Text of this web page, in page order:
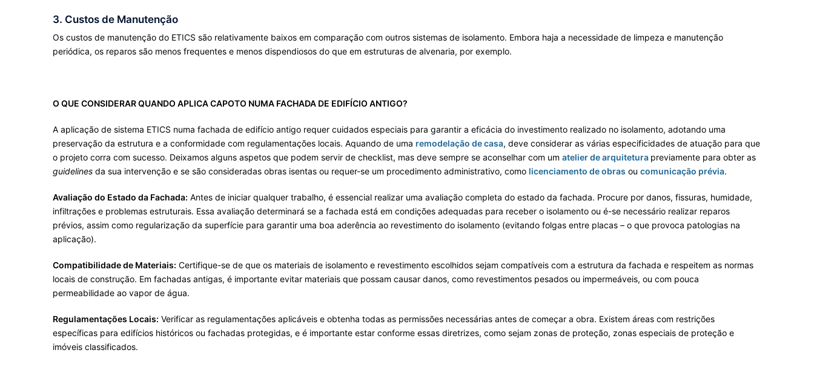
3. Custos de Manutenção
Os custos de manutenção do ETICS são relativamente baixos em comparação com outros sistemas de isolamento. Embora haja a necessidade de limpeza e manutenção
periódica, os reparos são menos frequentes e menos dispendiosos do que em estruturas de alvenaria, por exemplo.
O QUE CONSIDERAR QUANDO APLICA CAPOTO NUMA FACHADA DE EDIFÍCIO ANTIGO?
A aplicação de sistema ETICS numa fachada de edifício antigo requer cuidados especiais para garantir a eficácia do investimento realizado no isolamento, adotando uma
preservação da estrutura e a conformidade com regulamentações locais. Aquando de uma remodelação de casa, deve considerar as várias especificidades de atuação para que
o projeto corra com sucesso. Deixamos alguns aspetos que podem servir de checklist, mas deve sempre se aconselhar com um atelier de arquitetura previamente para obter as
guidelines da sua intervenção e se são consideradas obras isentas ou requer-se um procedimento administrativo, como licenciamento de obras ou comunicação prévia.
Avaliação do Estado da Fachada: Antes de iniciar qualquer trabalho, é essencial realizar uma avaliação completa do estado da fachada. Procure por danos, fissuras, humidade,
infiltrações e problemas estruturais. Essa avaliação determinará se a fachada está em condições adequadas para receber o isolamento ou é-se necessário realizar reparos
prévios, assim como regularização da superfície para garantir uma boa aderência ao revestimento do isolamento (evitando folgas entre placas – o que provoca patologias na
aplicação).
Compatibilidade de Materiais: Certifique-se de que os materiais de isolamento e revestimento escolhidos sejam compatíveis com a estrutura da fachada e respeitem as normas
locais de construção. Em fachadas antigas, é importante evitar materiais que possam causar danos, como revestimentos pesados ou impermeáveis, ou com pouca
permeabilidade ao vapor de água.
Regulamentações Locais: Verificar as regulamentações aplicáveis e obtenha todas as permissões necessárias antes de começar a obra. Existem áreas com restrições
específicas para edifícios históricos ou fachadas protegidas, e é importante estar conforme essas diretrizes, como sejam zonas de proteção, zonas especiais de proteção e
imóveis classificados.